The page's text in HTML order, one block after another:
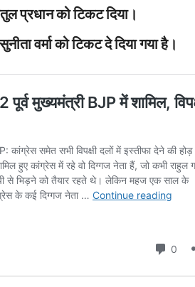
प्रधान को टिकट दिया।
वर्मा को टिकट दे दिया गया है।